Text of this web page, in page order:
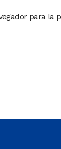
para la